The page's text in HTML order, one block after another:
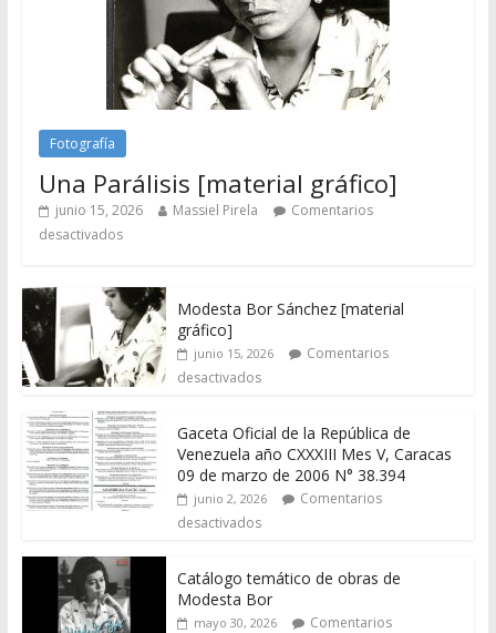
Fotografía
Una Parálisis [material gráfico]
junio 15, 2026 Massiel Pirela
Comentarios
desactivados
Modesta Bor Sánchez [material
gráfico]
junio 15, 2026
Comentarios
desactivados
Gaceta Oficial de la República de
Venezuela año CXXXIII Mes V, Caracas
09 de marzo de 2006 N° 38.394
junio 2, 2026
Comentarios
desactivados
Catálogo temático de obras de
Modesta Bor
mayo 30, 2026
Comentarios